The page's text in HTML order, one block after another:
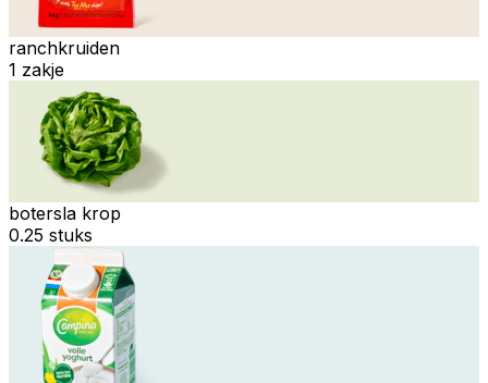
ranchkruiden
1 zakje
botersla krop
0.25 stuks